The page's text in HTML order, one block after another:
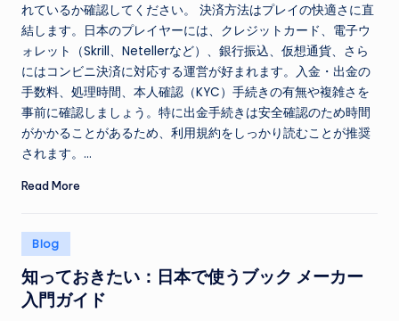
れているか確認してください。 決済方法はプレイの快適さに直
結します。日本のプレイヤーには、クレジットカード、電子ウ
ォレット（Skrill、Netellerなど）、銀行振込、仮想通貨、さら
にはコンビニ決済に対応する運営が好まれます。入金・出金の
手数料、処理時間、本人確認（KYC）手続きの有無や複雑さを
事前に確認しましょう。特に出金手続きは安全確認のため時間
がかかることがあるため、利用規約をしっかり読むことが推奨
されます。…
Read More
Posted
in
Blog
知っておきたい：日本で使うブック メーカー
入門ガイド